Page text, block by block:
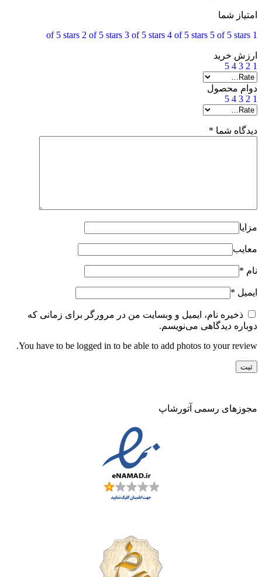
امتیاز شما
1 of 5 stars
2 of 5 stars 3 of 5 stars 4 of 5 stars 5 of 5 stars
ارزش خرید
1
2
3
4
5
دوام محصول
1
2
3
4
5
دیدگاه شما *
مزایا
معایب
نام *
ایمیل *
ذخیره نام، ایمیل و وبسایت من در مرورگر برای زمانی که
دوباره دیدگاهی می‌نویسم.
You have to be logged in to be able to add photos to your review.
مجوزهای رسمی آتورشاپ